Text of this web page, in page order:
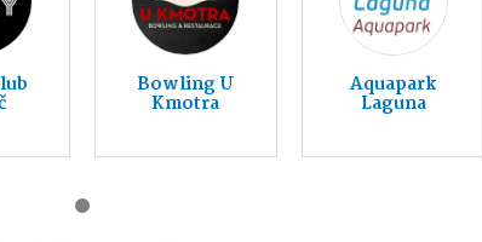
Bowling U
Kmotra
Aquapark
Laguna